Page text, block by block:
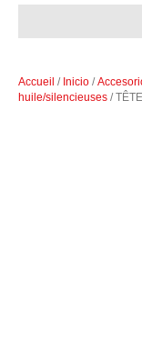
Accueil / Inicio /
huile/silencieuses /